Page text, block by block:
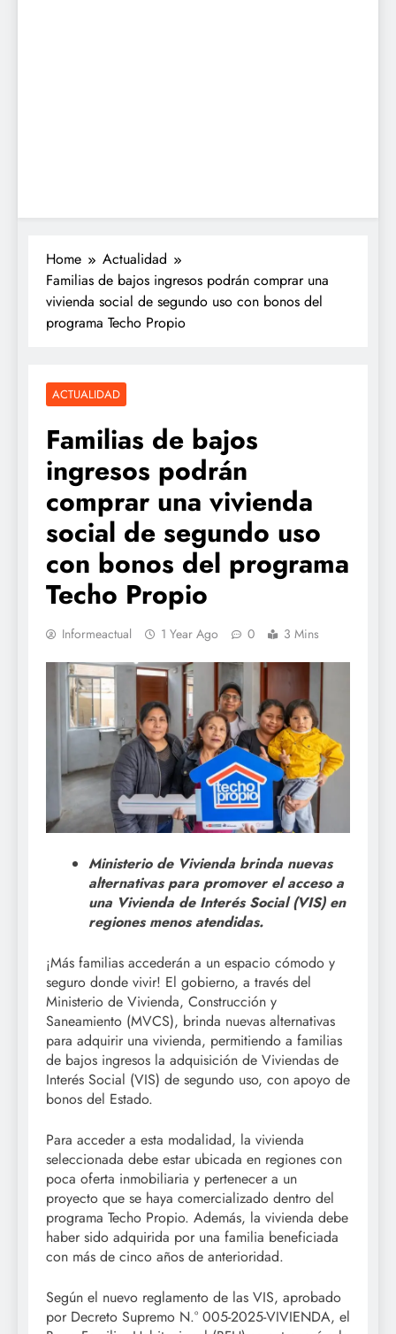
Home
Actualidad
Familias de bajos ingresos podrán comprar una
vivienda social de segundo uso con bonos del
programa Techo Propio
ACTUALIDAD
Familias de bajos
ingresos podrán
comprar una vivienda
social de segundo uso
con bonos del programa
Techo Propio
Informeactual 1 Year Ago 0 3 Mins
Ministerio de Vivienda brinda nuevas
alternativas para promover el acceso a
una Vivienda de Interés Social (VIS) en
regiones menos atendidas.
¡Más familias accederán a un espacio cómodo y
seguro donde vivir! El gobierno, a través del
Ministerio de Vivienda, Construcción y
Saneamiento (MVCS), brinda nuevas alternativas
para adquirir una vivienda, permitiendo a familias
de bajos ingresos la adquisición de Viviendas de
Interés Social (VIS) de segundo uso, con apoyo de
bonos del Estado.
Para acceder a esta modalidad, la vivienda
seleccionada debe estar ubicada en regiones con
poca oferta inmobiliaria y pertenecer a un
proyecto que se haya comercializado dentro del
programa Techo Propio. Además, la vivienda debe
haber sido adquirida por una familia beneficiada
con más de cinco años de anterioridad.
Según el nuevo reglamento de las VIS, aprobado
por Decreto Supremo N.° 005-2025-VIVIENDA, el